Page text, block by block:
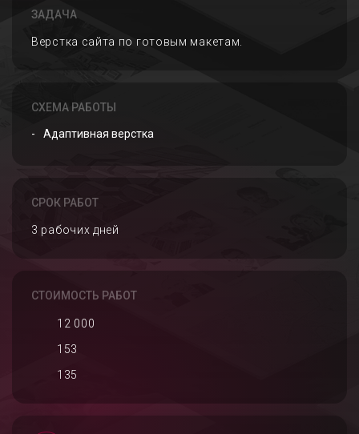
ЗАДАЧА
Верстка сайта по готовым макетам.
СХЕМА РАБОТЫ
Адаптивная верстка
СРОК РАБОТ
3 рабочих дней
СТОИМОСТЬ РАБОТ
12 000
153
135